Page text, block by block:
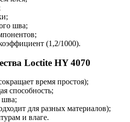
шва;
(1,2/1000).
Loctite HY 4070
время простоя);
способность;
шва;
для разных материалов);
и влаге.